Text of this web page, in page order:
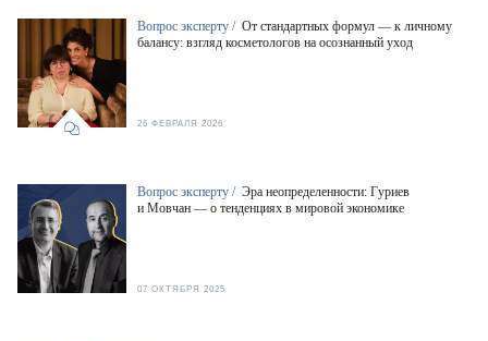
Вопрос эксперту / От стандартных формул — к личному
балансу: взгляд косметологов на осознанный уход
26 ФЕВРАЛЯ 2026
Вопрос эксперту / Эра неопределенности: Гуриев
и Мовчан — о тенденциях в мировой экономике
07 ОКТЯБРЯ 2025